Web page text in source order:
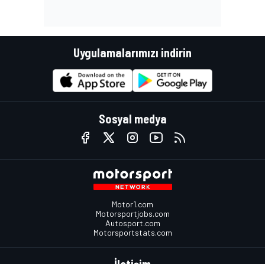
Uygulamalarımızı indirin
Sosyal medya
Motor1.com
Motorsportjobs.com
Autosport.com
Motorsportstats.com